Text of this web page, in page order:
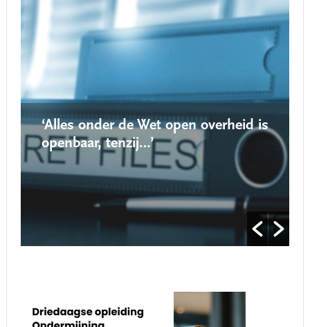
‘Alles onder de Wet open overheid is
openbaar, tenzij…’